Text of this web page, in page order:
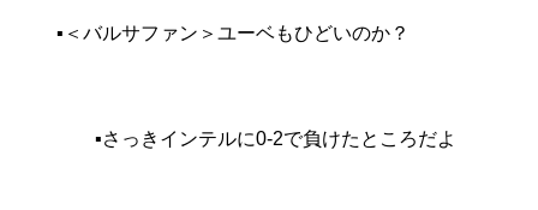
▪︎＜バルサファン＞ユーベもひどいのか？
▪︎さっきインテルに0‐2で負けたところだよ